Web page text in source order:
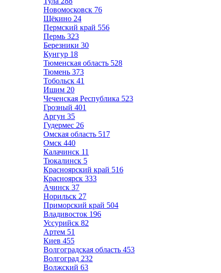
Новомосковск 76
Щёкино 24
Пермский край 556
Пермь 323
Березники 30
Кунгур 18
Тюменская область 528
Тюмень 373
Тобольск 41
Ишим 20
Чеченская Республика 523
Грозный 401
Аргун 35
Гудермес 26
Омская область 517
Омск 440
Калачинск 11
Тюкалинск 5
Красноярский край 516
Красноярск 333
Ачинск 37
Норильск 27
Приморский край 504
Владивосток 196
Уссурийск 82
Артем 51
Киев 455
Волгоградская область 453
Волгоград 232
Волжский 63